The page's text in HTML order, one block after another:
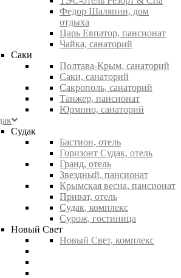
Федор Шаляпин, дом
отдыха
Царь Евпатор, пансионат
Чайка, санаторий
Саки
Полтава-Крым, санаторий
Саки, санаторий
Сакрополь, санаторий
Танжер, пансионат
Юрмино, санаторий
Судак
Бастион, отель
Горизонт Судак, отель
Гранд, отель
Звездный, пансионат
Крымская весна, пансионат
Приват, отель
Судак, комплекс
Сурож, гостиница
Новый Свет
Новый Свет, комплекс